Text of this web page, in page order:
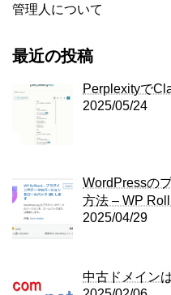
管理人について
最近の投稿
Perplexityで
2025/05/24
WordPressの
方法 – WP
2025/04/29
中古ドメイン